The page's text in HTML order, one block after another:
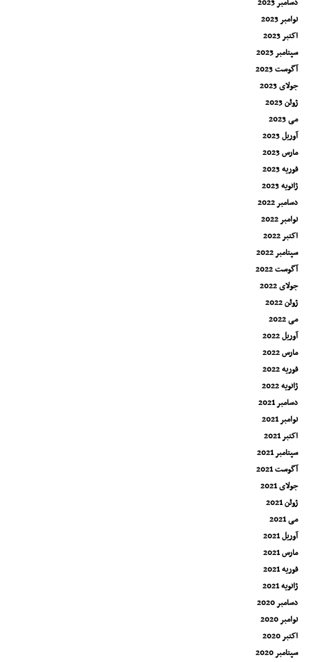
دسامبر 2023
نوامبر 2023
اکتبر 2023
سپتامبر 2023
آگوست 2023
جولای 2023
ژوئن 2023
می 2023
آوریل 2023
مارس 2023
فوریه 2023
ژانویه 2023
دسامبر 2022
نوامبر 2022
اکتبر 2022
سپتامبر 2022
آگوست 2022
جولای 2022
ژوئن 2022
می 2022
آوریل 2022
مارس 2022
فوریه 2022
ژانویه 2022
دسامبر 2021
نوامبر 2021
اکتبر 2021
سپتامبر 2021
آگوست 2021
جولای 2021
ژوئن 2021
می 2021
آوریل 2021
مارس 2021
فوریه 2021
ژانویه 2021
دسامبر 2020
نوامبر 2020
اکتبر 2020
سپتامبر 2020